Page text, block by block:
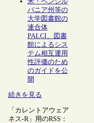
バニア州等の
大学図書館の
連合体
PALCI、図書
館によるシス
テム相互運用
性評価のため
のガイドを公
開
続きを見る
「カレントアウェア
ネス-R」用のRSS：